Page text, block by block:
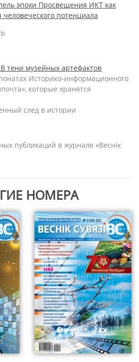
эпохи Просвещения ИКТ как
потенциала
В тени музейных артефактов
Историко-информационного
которые хранятся
след в истории
публикаций в журнале «Веснiк
НОМЕРА